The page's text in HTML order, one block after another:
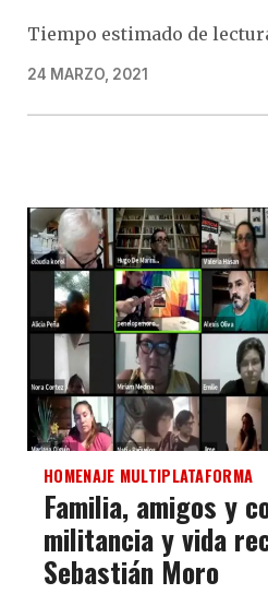
Tiempo estimado de
24 MARZO, 2021
HOMENAJE MULTIPLATAFORMA
Familia, amigos y
militancia y vida
Sebastián Moro